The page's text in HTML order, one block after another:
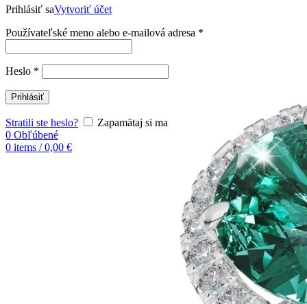
Prihlásiť saVytvoriť účet
Používateľské meno alebo e-mailová adresa *
Heslo *
Prihlásiť
Stratili ste heslo?
Zapamätaj si ma
0 Obľúbené
0 items / 0,00 €